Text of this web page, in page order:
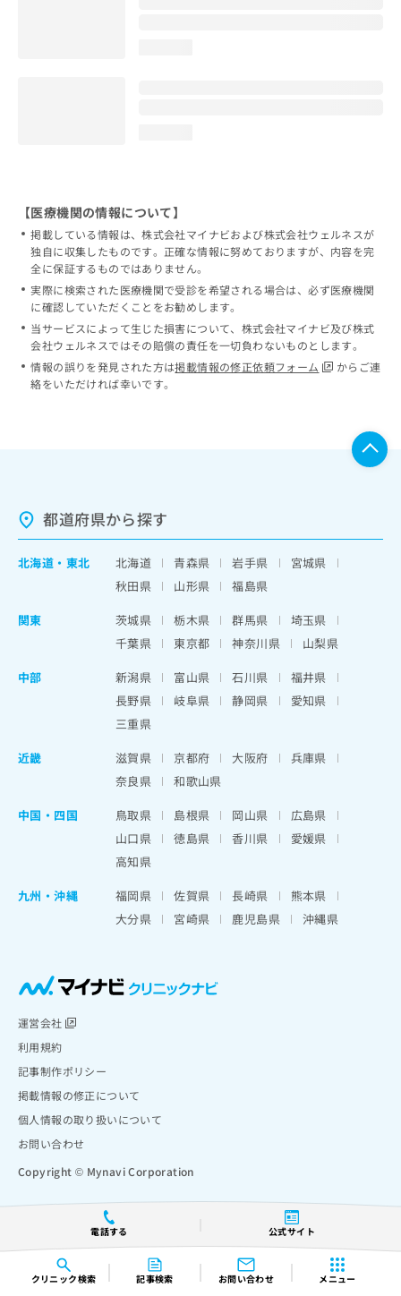
クリニック検索 記事検索 お問い合わせ メニュー
電話する 公式サイト
【医療機関の情報について】
掲載している情報は、株式会社マイナビおよび株式会社ウェルネスが
独自に収集したものです。正確な情報に努めておりますが、内容を完
全に保証するものではありません。
実際に検索された医療機関で受診を希望される場合は、必ず医療機関
に確認していただくことをお勧めします。
当サービスによって生じた損害について、株式会社マイナビ及び株式
会社ウェルネスではその賠償の責任を一切負わないものとします。
情報の誤りを発見された方は掲載情報の修正依頼フォーム
からご連
絡をいただければ幸いです。
都道府県から探す
北海道 ・ 東北 北海道 青森県 岩手県
宮城県
秋田県
山形県
福島県
関東
茨城県 栃木県 群馬県
埼玉県
千葉県
東京都 神奈川県
山梨県
中部
新潟県 富山県 石川県
福井県
長野県
岐阜県 静岡県
愛知県
三重県
近畿
滋賀県 京都府 大阪府
兵庫県
奈良県
和歌山県
中国・四国
鳥取県 島根県 岡山県
広島県
山口県
徳島県 香川県
愛媛県
高知県
九州・沖縄
福岡県 佐賀県 長崎県
熊本県
大分県
宮崎県 鹿児島県 沖縄県
運営会社
利用規約
記事制作ポリシー
掲載情報の修正について
個人情報の取り扱いについて
お問い合わせ
Copyright © Mynavi Corporation